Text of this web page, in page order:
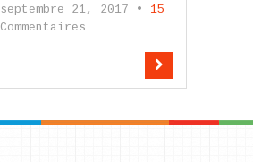
septembre 21, 2017 • 15
Commentaires